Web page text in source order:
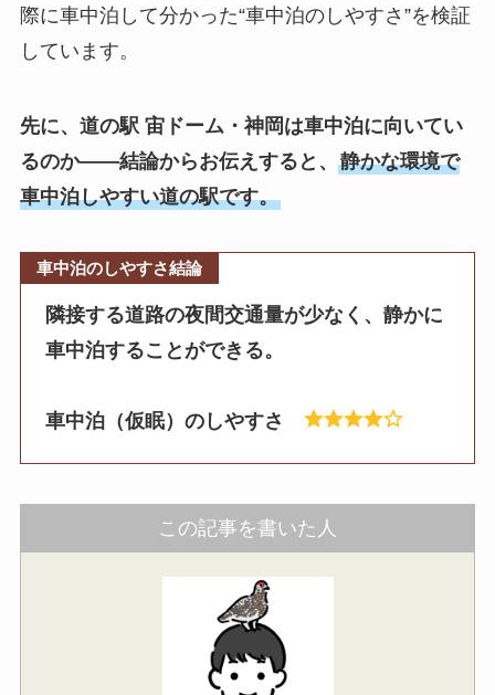
際に車中泊して分かった“車中泊のしやすさ”を検証
しています。
先に、道の駅 宙ドーム・神岡は車中泊に向いてい
るのか——結論からお伝えすると、 静かな環境で
車中泊しやすい道の駅です。
車中泊のしやすさ結論
隣接する道路の夜間交通量が少なく、静かに
車中泊することができる。
車中泊（仮眠）のしやすさ
この記事を書いた人